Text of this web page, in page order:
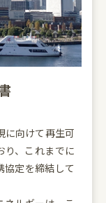
に向けて再生可
り、これまでに
定を締結して